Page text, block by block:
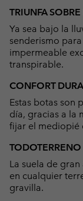
TRIUNFA
Ya sea bajo la
senderismo
impermeable
transpirable.
CONFORT
Estas botas son
día, gracias a la
fijar el mediopié
TODOTERRENO
La suela de
en cualquier
gravilla.